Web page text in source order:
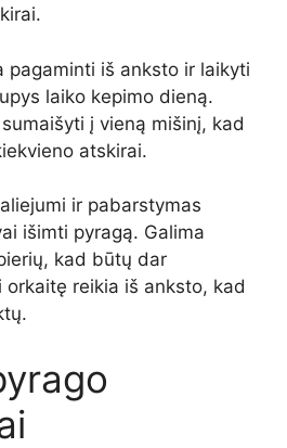
pagaminti iš anksto ir laikyti
laiko kepimo dieną.
į vieną mišinį, kad
atskirai.
ir pabarstymas
išimti pyragą. Galima
kad būtų dar
orkaitę reikia iš anksto, kad